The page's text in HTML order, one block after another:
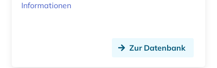
Informationen
Zur Datenbank